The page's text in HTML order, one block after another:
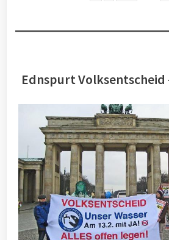
Ednspurt Volksentscheid